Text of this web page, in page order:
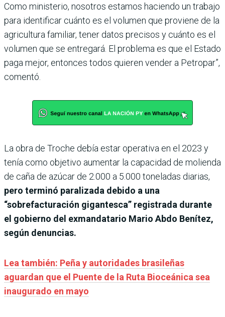
Como ministerio, nosotros estamos haciendo un trabajo
para identificar cuánto es el volumen que proviene de la
agricultura familiar, tener datos precisos y cuánto es el
volumen que se entregará. El problema es que el Estado
paga mejor, entonces todos quieren vender a Petropar”,
comentó.
La obra de Troche debía estar operativa en el 2023 y
tenía como objetivo aumentar la capacidad de molienda
de caña de azúcar de 2.000 a 5.000 toneladas diarias,
pero terminó paralizada debido a una
“sobrefacturación gigantesca” registrada durante
el gobierno del exmandatario Mario Abdo Benítez,
según denuncias.
Lea también: Peña y autoridades brasileñas
aguardan que el Puente de la Ruta Bioceánica sea
inaugurado en mayo